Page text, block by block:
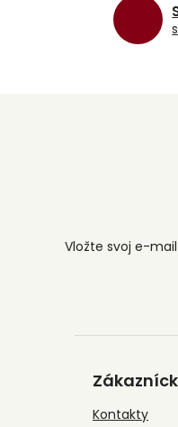
Vložte svoj e-
Kontakty